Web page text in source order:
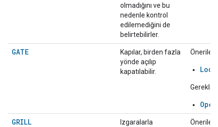
olmadığını ve bu
nedenle kontrol
edilemediğini de
belirtebilirler.
GATE
Kapılar, birden fazla
yönde açılıp
kapatılabilir.
Önerilen:
Gerekli:
GRILL
Izgaralarla
Önerilen: